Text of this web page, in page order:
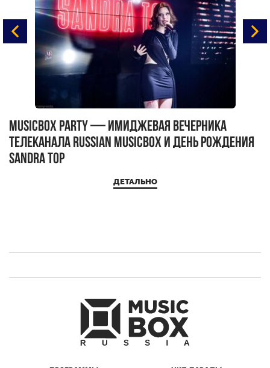
MUSICBOX PARTY — имиджевая вечерника
телеканала RUSSIAN MUSICBOX и день рождения
Sandra Top
ДЕТАЛЬНО